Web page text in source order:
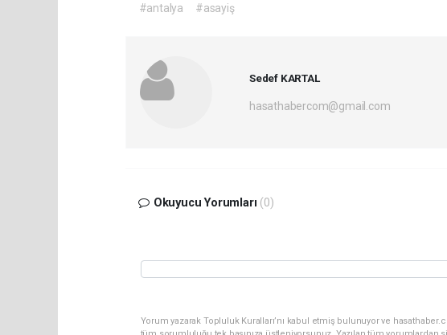
#antalya #asayiş
Sedef KARTAL
hasathabercom@gmail.com
Okuyucu Yorumları (0)
Yorum yazarak Topluluk Kuralları’nı kabul etmiş bulunuyor ve